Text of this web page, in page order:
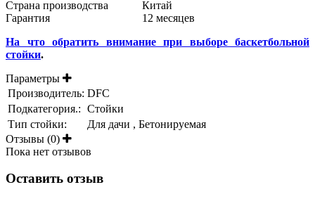
Страна производства
Китай
Гарантия
12 месяцев
На что обратить внимание при выборе баскетбольной
стойки.
Параметры
Производитель: DFC
Подкатегория.: Стойки
Тип стойки:
Для дачи , Бетонируемая
Отзывы (0)
Пока нет отзывов
Оставить отзыв